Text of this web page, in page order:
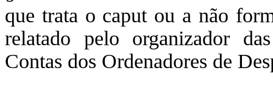
que trata o caput ou a não
relatado pelo organizador
Contas dos Ordenadores de